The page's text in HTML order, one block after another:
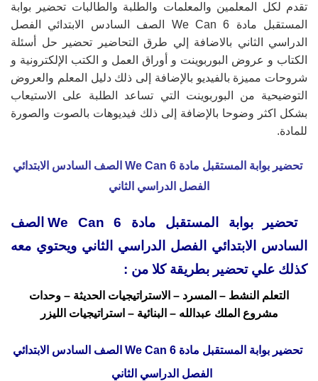
تقدم لكل المعلمين والمعلمات والطلبة والطالبات تحضير بوابة
المستقبل مادة We Can 6 الصف السادس الابتدائي الفصل
الدراسي الثاني بالاضافة إلي طرق التحاضير تحضير حل أسئلة
الكتاب و عروض البوربوينت و أوراق العمل و الكتب الإلكترونية و
شروحات مميزة بالفيديو بالإضافة إلى ذلك دليل المعلم والعروض
التوضيحية من البوربوينت التي تساعد الطلبة على الاستيعاب
بشكل اكثر وضوحا بالإضافة إلى ذلك فيديوهات بالصوت والصورة
للمادة.
تحضير بوابة المستقبل مادة We Can 6 الصف السادس الابتدائي
الفصل الدراسي الثاني
تحضير بوابة المستقبل مادة We Can 6 الصف
السادس الابتدائي الفصل الدراسي الثاني ويحتوي معه
كذلك علي تحضير بطريقة كلا من :
التعلم النشط – المسرد – الاستراتيجيات الحديثة – وحدات
مشروع الملك عبدالله – البنائية – استراتيجيات الليزر
تحضير بوابة المستقبل مادة We Can 6 الصف السادس الابتدائي
الفصل الدراسي الثاني